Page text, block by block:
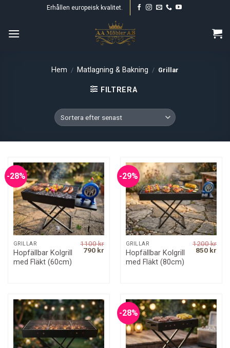
content
Erhållen europeisk kvalitet.
Hem / Matlagning & Bakning / Grillar
FILTRERA
-28%
GRILLAR
Hopfällbar Kolgrill
med Fläkt (60cm)
1100kr
Original
790 kr Current
-29%
GRILLAR
Hopfällbar Kolgrill
med Fläkt (80cm)
1200kr
Original
850 kr
-28%